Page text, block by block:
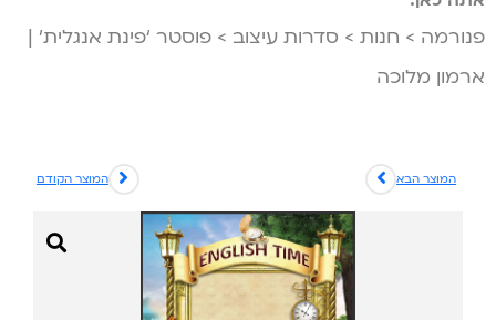
פנורמה > חנות > סדרות עיצוב > פוסטר ‘פינת אנגלית’ |
ארמון מלוכה
המוצר הקודם המוצר הבא